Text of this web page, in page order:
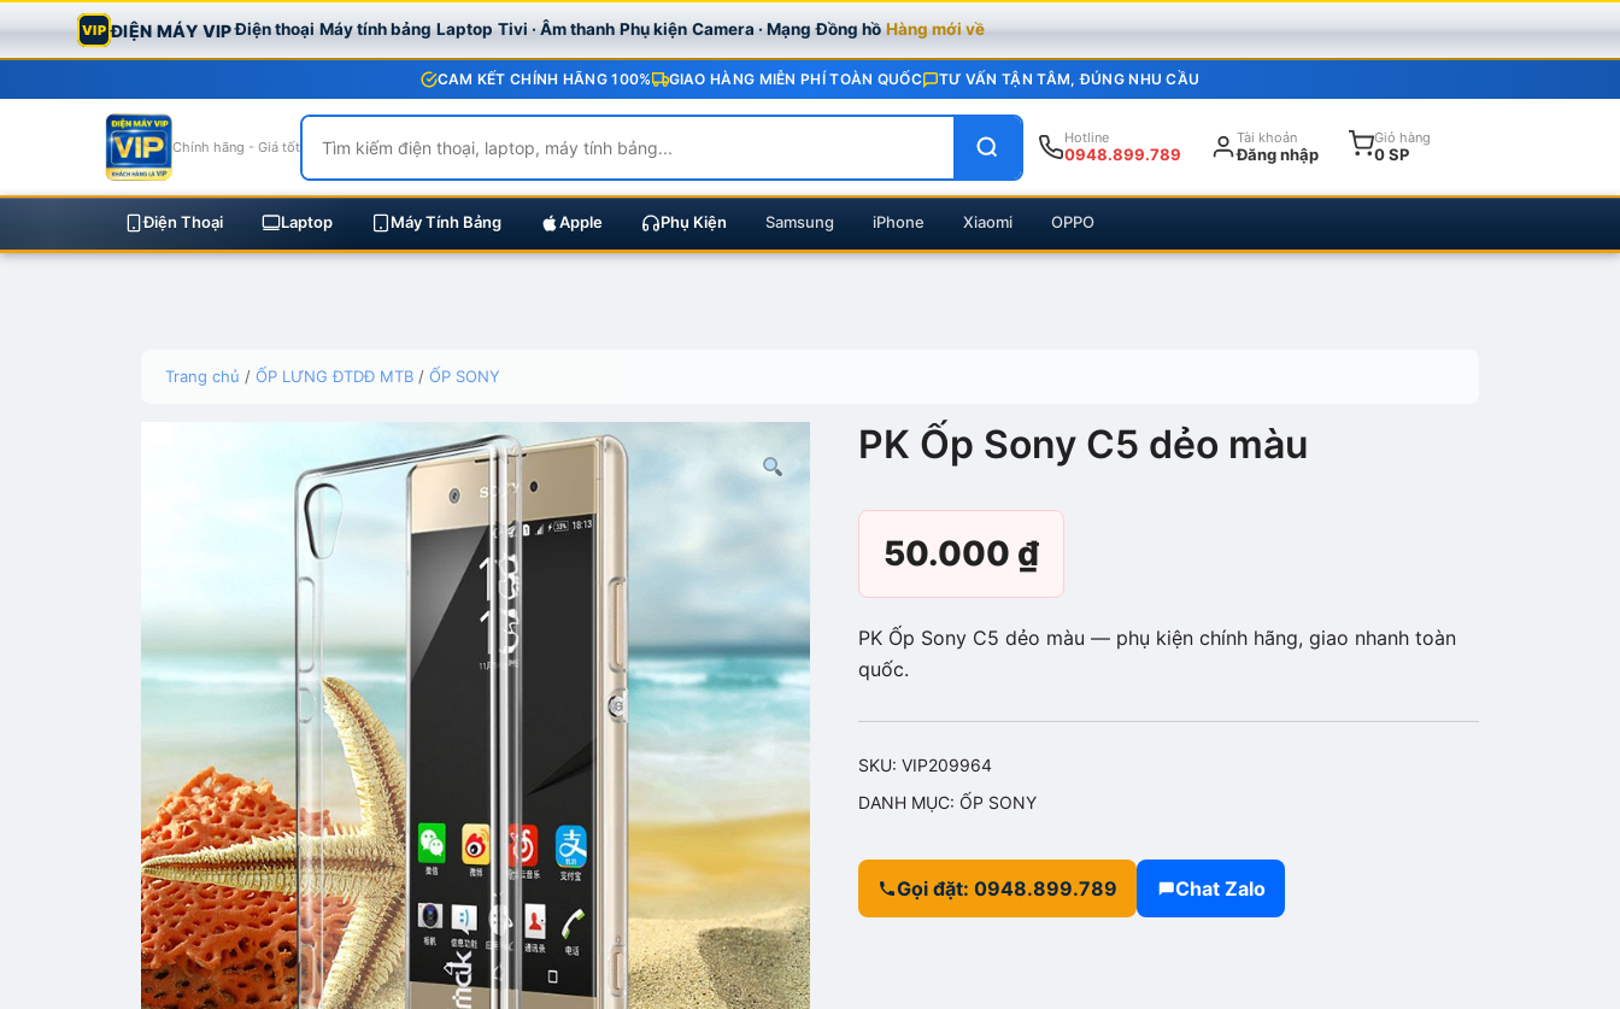
VIP ĐIỆN MÁY VIPĐiện thoại Máy tính bảng Laptop Tivi · Âm thanh Phụ kiện Camera · Mạng Đồng hồ Hàng mới về
CAM KẾT CHÍNH HÃNG 100% GIAO HÀNG MIỄN PHÍ TOÀN QUỐC TƯ VẤN TẬN TÂM, ĐÚNG NHU CẦU
Chính hãng - Giá tốt
Hotline
0948.899.789
Tài khoản
Đăng nhập
Giỏ hàng
0 SP
Điện Thoại Laptop Máy Tính Bảng Apple Phụ Kiện Samsung iPhone Xiaomi OPPO
Trang chủ / ỐP LƯNG ĐTDĐ MTB / ỐP SONY
PK Ốp Sony C5 dẻo màu
50.000 ₫
PK Ốp Sony C5 dẻo màu — phụ kiện chính hãng, giao nhanh toàn
quốc.
SKU: VIP209964
DANH MỤC: ỐP SONY
Gọi đặt: 0948.899.789 Chat Zalo